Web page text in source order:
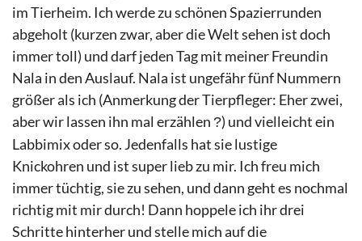
im Tierheim. Ich werde zu schönen Spazierrunden
abgeholt (kurzen zwar, aber die Welt sehen ist doch
immer toll) und darf jeden Tag mit meiner Freundin
Nala in den Auslauf. Nala ist ungefähr fünf Nummern
größer als ich (Anmerkung der Tierpfleger: Eher zwei,
aber wir lassen ihn mal erzählen ?) und vielleicht ein
Labbimix oder so. Jedenfalls hat sie lustige
Knickohren und ist super lieb zu mir. Ich freu mich
immer tüchtig, sie zu sehen, und dann geht es nochmal
richtig mit mir durch! Dann hoppele ich ihr drei
Schritte hinterher und stelle mich auf die